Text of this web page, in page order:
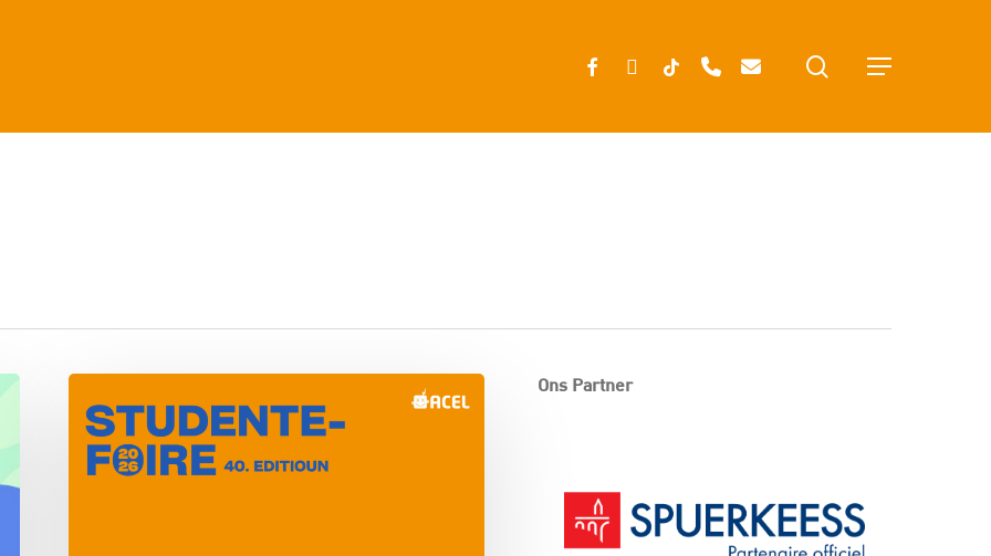
Menu
search
FACEBOOK
INSTAGRAM
TIKTOKPHONEEMAIL
Ons Partner